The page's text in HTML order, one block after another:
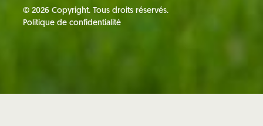
©2026 Copyright. Tous droits réservés.
Politique de confidentialité